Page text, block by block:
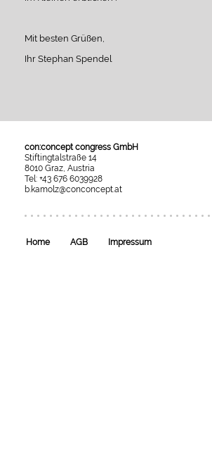
Mit besten Grüßen,
Ihr Stephan Spendel
con:concept congress GmbH
Stiftingtalstraße 14
8010 Graz, Austria
Tel: +43 676 6039928
b.kamolz@conconcept.at
esraSoft
esraCMS
Home AGB Impressum